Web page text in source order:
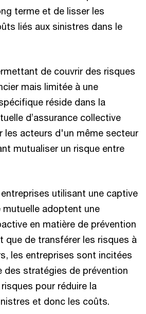
terme et de lisser les
liés aux sinistres dans le
de couvrir des risques
mais limitée à une
réside dans la
d’assurance collective
les acteurs d'un même secteur
mutualiser un risque entre
utilisant une captive
mutuelle adoptent une
en matière de prévention
que de transférer les risques à
les entreprises sont incitées
des stratégies de prévention
pour réduire la
et donc les coûts.